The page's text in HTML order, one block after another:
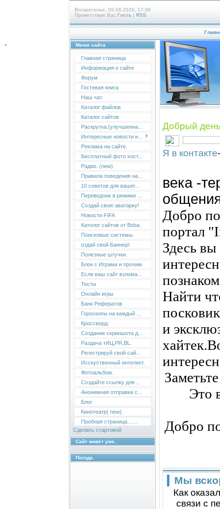
Воскресенье, 09.08.2026, 17:36
Приветствую Вас Гость | RSS
Меню сайта
Главная страница
Информация о сайте
Форум
Гостевая книга
Наш чат.
Каталог файлов
Каталог сайтов
Раскрутка.(улучшенна...
Интересные новости и...
Реклама на сайте.
Бесплатный фото хост...
Радио. (new)
Правила поведения на...
10 советов для вашег...
Переводчик в режиме ...
Создай свою аватарку!
Новости FIFA
Католог сайтов от Boba.
Поисковые системы.
оздай свой Баннер!
Полезные штучки.
Блок с Играми и прочим.
Если ваш сайт взлома...
Тесты
Онлайн игры
Банк Рефератов
Гороскопы на каждый ...
Кроссворд.
Создание скриншота д...
Раздача тИЦ,PR,BL.
Регестрируй свой сай...
Исскуственный интелект.
Фотоальбом.
Создайте ссылку для ...
Анонимная отправка с...
Блог
Кинотеатр( new).
Пробная страница.......
Сделать стартовой
Сайт живёт уже..
Погода.
Добрый
Я в контакте
века -
Добро
портал
Здесь
Найти
и
Это
Добро
Мы
Как
связи с